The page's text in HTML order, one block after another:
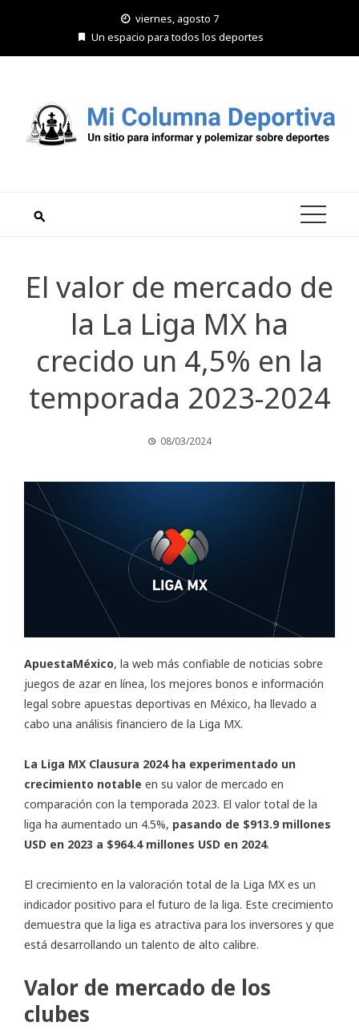
viernes, agosto 7
Un espacio para todos los deportes
El valor de mercado de
la La Liga MX ha
crecido un 4,5% en la
temporada 2023-2024
08/03/2024
ApuestaMéxico, la web más confiable de noticias sobre
juegos de azar en línea, los mejores bonos e información
legal sobre apuestas deportivas en México, ha llevado a
cabo una análisis financiero de la Liga MX.
La Liga MX Clausura 2024 ha experimentado un
crecimiento notable en su valor de mercado en
comparación con la temporada 2023. El valor total de la
liga ha aumentado un 4.5%, pasando de $913.9 millones
USD en 2023 a $964.4 millones USD en 2024.
El crecimiento en la valoración total de la Liga MX es un
indicador positivo para el futuro de la liga. Este crecimiento
demuestra que la liga es atractiva para los inversores y que
está desarrollando un talento de alto calibre.
Valor de mercado de los
clubes